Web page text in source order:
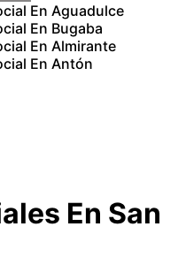
En Aguadulce
En Bugaba
En Almirante
En Antón
En San